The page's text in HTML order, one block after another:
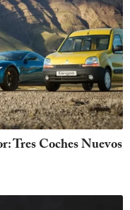
Tres Coches Nuevos